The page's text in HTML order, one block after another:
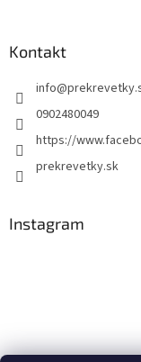
Kontakt
info@
0902480049
https://
prekrevetky.sk
Instagram